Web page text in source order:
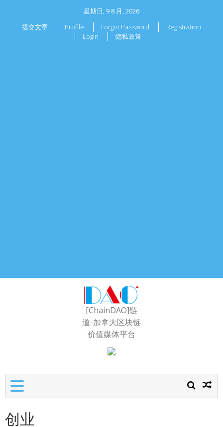
星期日, 9 8 月, 2026
提交文章
Profile Forgot Password
Registration
Login
隐私政策
[ChainDAO]链
道-加拿大区块链
价值媒体平台
创业